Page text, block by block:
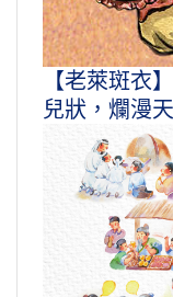
【老萊斑衣
兒狀，爛漫